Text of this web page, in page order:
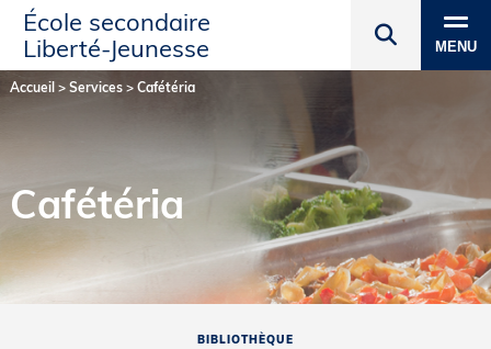
École secondaire
Liberté‑Jeunesse
MENU
Accueil> Services> Cafétéria
Cafétéria
BIBLIOTHÈQUE